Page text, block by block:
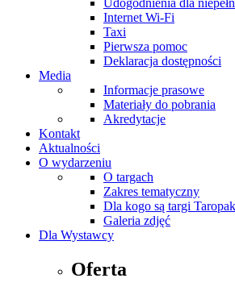
Udogodnienia dla
Internet Wi-Fi
Taxi
Pierwsza pomoc
Deklaracja dostępności
Media
Informacje prasowe
Materiały do pobrania
Akredytacje
Kontakt
Aktualności
O wydarzeniu
O targach
Zakres tematyczny
Dla kogo są targi
Galeria zdjęć
Dla Wystawcy
Oferta